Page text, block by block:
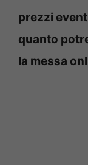
prezzi
quanto
la messa